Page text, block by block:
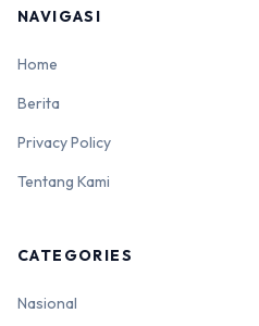
NAVIGASI
Home
Berita
Privacy Policy
Tentang Kami
CATEGORIES
Nasional